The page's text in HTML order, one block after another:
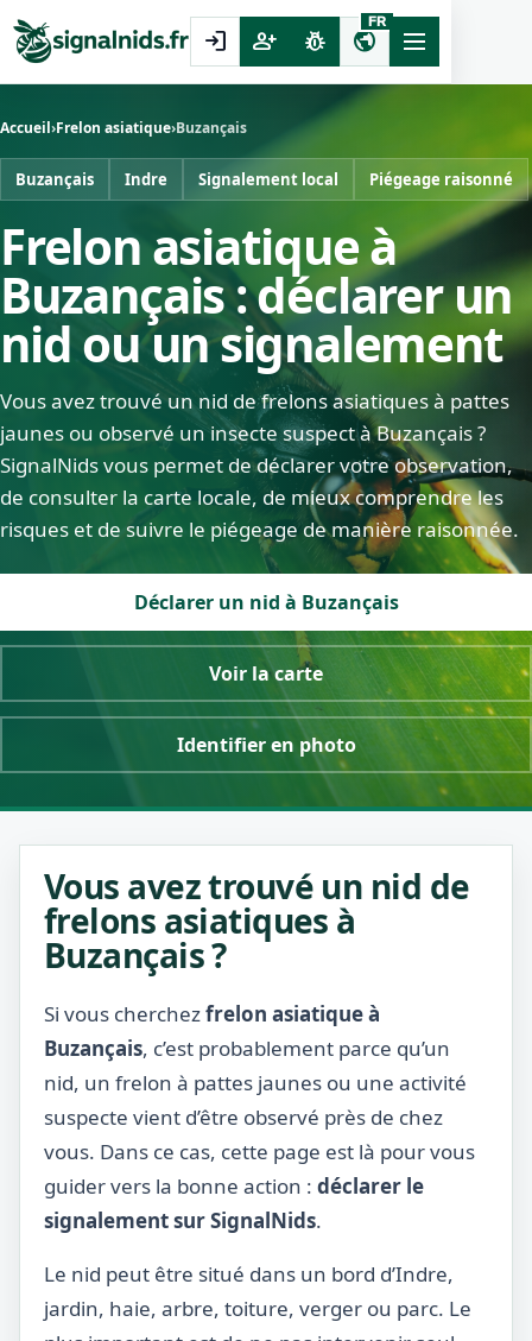
login person_add pest_control public
FR
Accueil›Frelon asiatique›Buzançais
Buzançais Indre Signalement local Piégeage raisonné
Frelon asiatique à
Buzançais : déclarer un
nid ou un signalement
Vous avez trouvé un nid de frelons asiatiques à pattes
jaunes ou observé un insecte suspect à Buzançais ?
SignalNids vous permet de déclarer votre observation,
de consulter la carte locale, de mieux comprendre les
risques et de suivre le piégeage de manière raisonnée.
Déclarer un nid à Buzançais
Voir la carte
Identifier en photo
Vous avez trouvé un nid de
frelons asiatiques à
Buzançais ?
Si vous cherchezfrelon asiatique à
Buzançais, c’est probablement parce qu’un
nid, un frelon à pattes jaunes ou une activité
suspecte vient d’être observé près de chez
vous. Dans ce cas, cette page est là pour vous
guider vers la bonne action : déclarer le
signalement sur SignalNids.
Le nid peut être situé dans un bord d’Indre,
jardin, haie, arbre, toiture, verger ou parc. Le